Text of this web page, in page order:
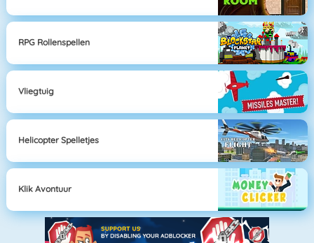
RPG Rollenspellen
Vliegtuig
Helicopter Spelletjes
Klik Avontuur